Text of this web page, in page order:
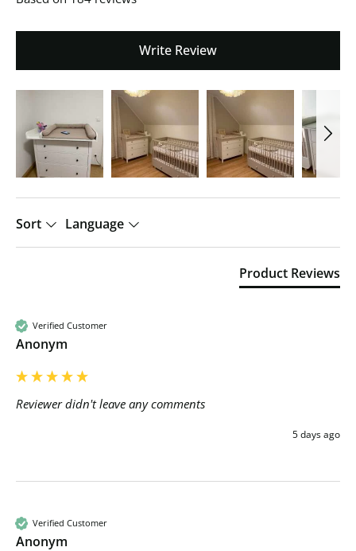
Write Review
Sort Language
Product Reviews
Verified Customer
Anonym
Reviewer didn't leave any comments
5 days ago
Verified Customer
Anonym